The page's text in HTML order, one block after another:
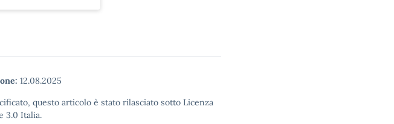
12.08.2025
questo articolo è stato rilasciato sotto Licenza
3.0 Italia.